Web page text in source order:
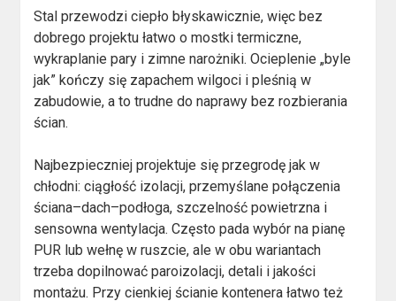
Stal przewodzi ciepło błyskawicznie, więc bez
dobrego projektu łatwo o mostki termiczne,
wykraplanie pary i zimne narożniki. Ocieplenie „byle
jak” kończy się zapachem wilgoci i pleśnią w
zabudowie, a to trudne do naprawy bez rozbierania
ścian.
Najbezpieczniej projektuje się przegrodę jak w
chłodni: ciągłość izolacji, przemyślane połączenia
ściana–dach–podłoga, szczelność powietrzna i
sensowna wentylacja. Często pada wybór na pianę
PUR lub wełnę w ruszcie, ale w obu wariantach
trzeba dopilnować paroizolacji, detali i jakości
montażu. Przy cienkiej ścianie kontenera łatwo też